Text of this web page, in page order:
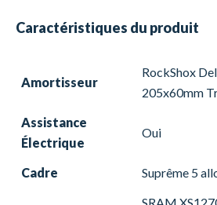
Caractéristiques du produit
Amortisseur
RockShox
205x60mm
Assistance
Électrique
Oui
Cadre Suprême 5
SRAM